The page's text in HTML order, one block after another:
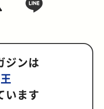
ジンは
います